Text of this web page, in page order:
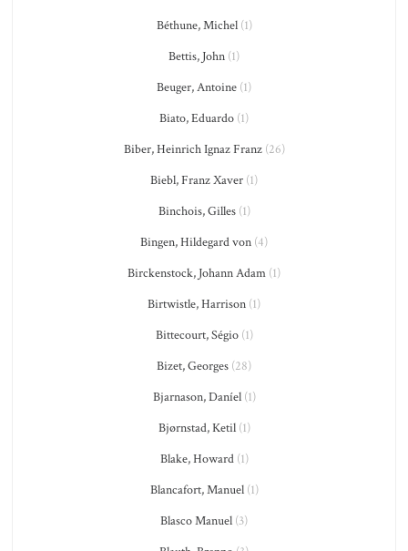
Béthune, Michel(1)
Bettis, John (1)
Beuger, Antoine (1)
Biato, Eduardo (1)
Biber, Heinrich Ignaz Franz(26)
Biebl, Franz Xaver (1)
Binchois, Gilles(1)
Bingen, Hildegard von (4)
Birckenstock, Johann Adam (1)
Birtwistle, Harrison (1)
Bittecourt, Ségio(1)
Bizet, Georges (28)
Bjarnason, Daníel(1)
Bjørnstad, Ketil(1)
Blake, Howard(1)
Blancafort, Manuel(1)
Blasco Manuel (3)